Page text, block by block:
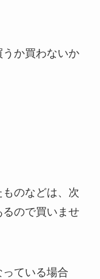
か買わないか
のなどは、次
ので買いませ
ている場合